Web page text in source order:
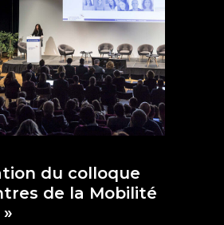
du colloque
de la Mobilité